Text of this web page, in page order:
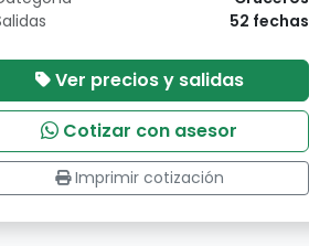
52 fechas
Ver precios y salidas
Cotizar con asesor
Imprimir cotización